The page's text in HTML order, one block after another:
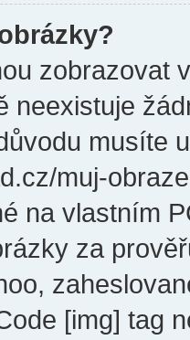
zobrazovat
neexistuje
musíte
muj-
na vlastním
za
[img] tag